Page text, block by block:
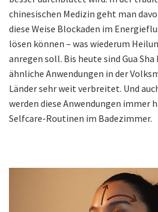
chinesischen Medizin geht man
diese Weise Blockaden im
lösen können – was wiederum
anregen soll. Bis heute sind Gua Sha
ähnliche Anwendungen in der
Länder sehr weit verbreitet. Und
werden diese Anwendungen immer
Selfcare-Routinen im Badezimmer.